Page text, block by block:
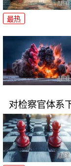
最热
对检察官体系